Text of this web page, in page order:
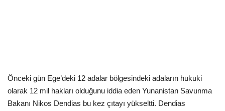
Gündem
Dünya
Önceki gün Ege’deki 12 adalar bölgesindeki adaların hukuki
olarak 12 mil hakları olduğunu iddia eden Yunanistan Savunma
Bakanı Nikos Dendias bu kez çıtayı yükseltti. Dendias